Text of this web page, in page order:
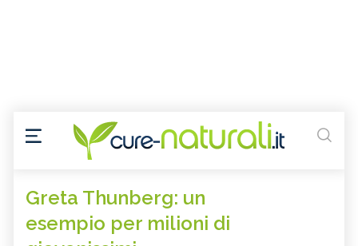
Greta Thunberg: un
esempio per milioni di